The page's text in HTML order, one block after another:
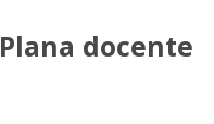
Plana docente